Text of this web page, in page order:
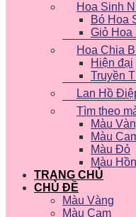
Hoa Sinh
Bó Hoa
Giỏ Hoa
Hoa Chia
Hiện đại
Truyền
Lan Hồ
Tìm theo
Màu
Màu
Màu Đỏ
Màu
TRANG CHỦ
CHỦ ĐỀ
Màu Vàng
Màu Cam